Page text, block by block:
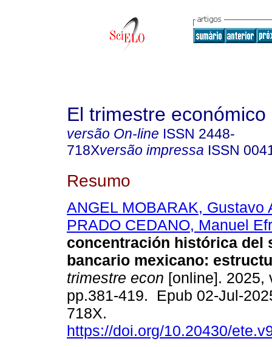
El trimestre económico
versão On-line ISSN 2448-
718Xversão impressa ISSN
Resumo
ANGEL MOBARAK, Gustavo
PRADO CEDANO, Manuel
concentración histórica del
bancario mexicano:
trimestre econ [online]. 2025,
pp.381-419. Epub 02-Jul-
718X.
https://doi.org/10.20430/